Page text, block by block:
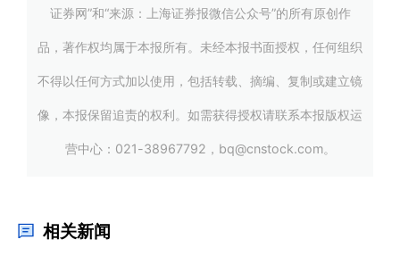
证券网”和“来源：上海证券报微信公众号”的所有原创作
品，著作权均属于本报所有。未经本报书面授权，任何组织
不得以任何方式加以使用，包括转载、摘编、复制或建立镜
像，本报保留追责的权利。如需获得授权请联系本报版权运
营中心：021-38967792，bq@cnstock.com。
相关新闻